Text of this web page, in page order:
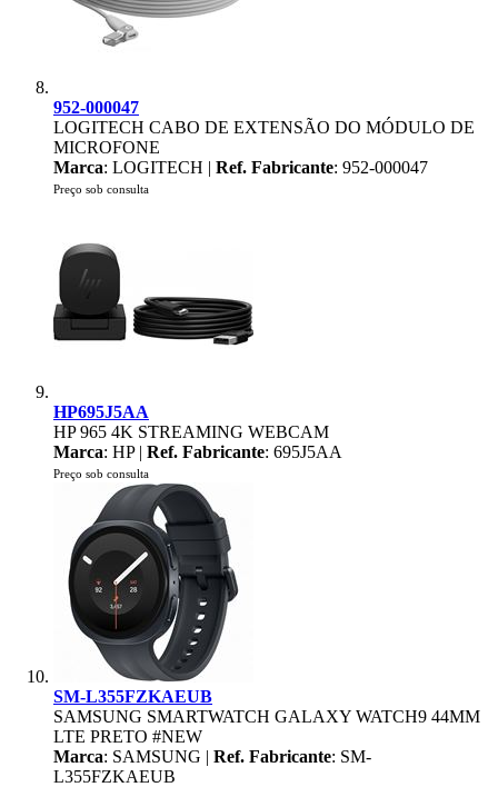
952-000047
LOGITECH CABO DE EXTENSÃO DO MÓDULO DE
MICROFONE
Marca: LOGITECH | Ref. Fabricante: 952-000047
Preço sob consulta
HP695J5AA
HP 965 4K STREAMING WEBCAM
Marca: HP | Ref. Fabricante: 695J5AA
Preço sob consulta
SM-L355FZKAEUB
SAMSUNG SMARTWATCH GALAXY WATCH9 44MM
LTE PRETO #NEW
Marca: SAMSUNG | Ref. Fabricante: SM-
L355FZKAEUB